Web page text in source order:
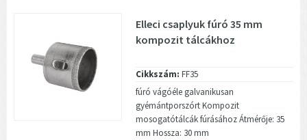
Elleci csaplyuk fúró 35 mm
kompozit tálcákhoz
Cikkszám: FF35
fúró vágóéle galvanikusan
gyémántporszórt Kompozit
mosogatótálcák fúrásához Átmérője: 35
mm Hossza: 30 mm